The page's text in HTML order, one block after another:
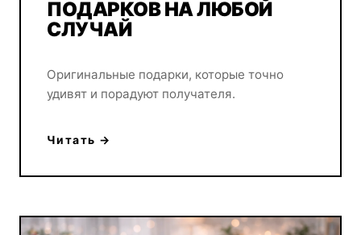
ПОДАРКОВ НА ЛЮБОЙ
СЛУЧАЙ
Оригинальные подарки, которые точно
удивят и порадуют получателя.
Читать →